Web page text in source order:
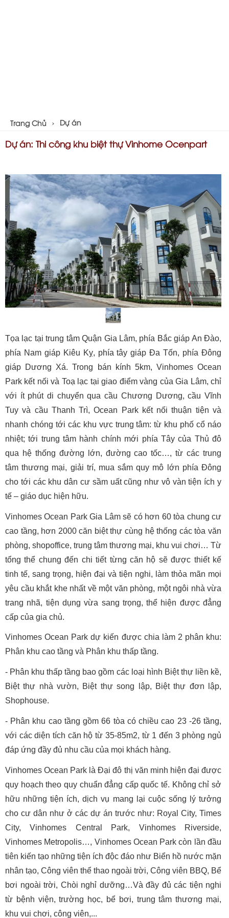
Trang Chủ Dự án
Dự án: Thi công khu biệt thự Vinhome Ocenpart
Tọa lạc tại trung tâm Quận Gia Lâm, phía Bắc giáp An Đào,
phía Nam giáp Kiêu Kỵ, phía tây giáp Đa Tốn, phía Đông
giáp Dương Xá. Trong bán kính 5km, Vinhomes Ocean
Park kết nối và Toạ lạc tại giao điểm vàng của Gia Lâm, chỉ
với ít phút di chuyển qua cầu Chương Dương, cầu Vĩnh
Tuy và cầu Thanh Trì, Ocean Park kết nối thuận tiện và
nhanh chóng tới các khu vực trung tâm: từ khu phố cổ náo
nhiệt; tới trung tâm hành chính mới phía Tây của Thủ đô
qua hệ thống đường lớn, đường cao tốc…, từ các trung
tâm thương mại, giải trí, mua sắm quy mô lớn phía Đông
cho tới các khu dân cư sầm uất cũng như vô vàn tiện ích y
tế – giáo dục hiện hữu.
Vinhomes Ocean Park Gia Lâm sẽ có hơn 60 tòa chung cư
cao tầng, hơn 2000 căn biệt thự cùng hệ thống các tòa văn
phòng, shopoffice, trung tâm thương mại, khu vui chơi… Từ
tổng thể chung đến chi tiết từng căn hộ sẽ được thiết kế
tinh tế, sang trọng, hiện đại và tiện nghi, làm thỏa mãn mọi
yêu cầu khắt khe nhất về một văn phòng, một ngôi nhà vừa
trang nhã, tiện dụng vừa sang trọng, thể hiện được đẳng
cấp của gia chủ.
Vinhomes Ocean Park dự kiến được chia làm 2 phân khu:
Phân khu cao tầng và Phân khu thấp tầng.
- Phân khu thấp tầng bao gồm các loại hình Biệt thự liền kề,
Biệt thự nhà vườn, Biệt thự song lập, Biệt thự đơn lập,
Shophouse.
- Phân khu cao tầng gồm 66 tòa có chiều cao 23 -26 tầng,
với các diện tích căn hộ từ 35-85m2, từ 1 đến 3 phòng ngủ
đáp ứng đầy đủ nhu cầu của mọi khách hàng.
Vinhomes Ocean Park là Đại đô thị văn minh hiện đại được
quy hoạch theo quy chuẩn đẳng cấp quốc tế. Không chỉ sở
hữu những tiện ích, dịch vụ mang lại cuộc sống lý tưởng
cho cư dân như ở các dự án trước như: Royal City, Times
City, Vinhomes Central Park, Vinhomes Riverside,
Vinhomes Metropolis…, Vinhomes Ocean Park còn lần đầu
tiên kiến tạo những tiện ích độc đáo như Biển hồ nước mặn
nhân tạo, Công viên thể thao ngoài trời, Công viên BBQ, Bể
bơi ngoài trời, Chòi nghỉ dưỡng…Và đầy đủ các tiện nghi
từ bệnh viện, trường học, bể bơi, trung tâm thương mại,
khu vui chơi, công viên,...